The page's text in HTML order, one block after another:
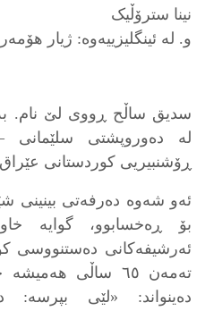
نینا سترۆڵیک
و. لە ئینگلیزییەوە: ژیار
سدیق ساڵح ڕووی لێ نام.
لە دەوروپشتی سلێمانی
ڕۆشنبیریی کوردستانی
ئەو شەوە دەرفەتی بینینی
بۆ ڕەخسابوو، گوایە
ئەرشیفەکانی دەستنووسی
تەمەن ٦٥ ساڵی
دەینواند: «لێی